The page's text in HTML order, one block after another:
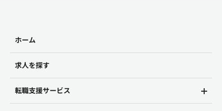
ホーム
求人を探す
転職支援サービス